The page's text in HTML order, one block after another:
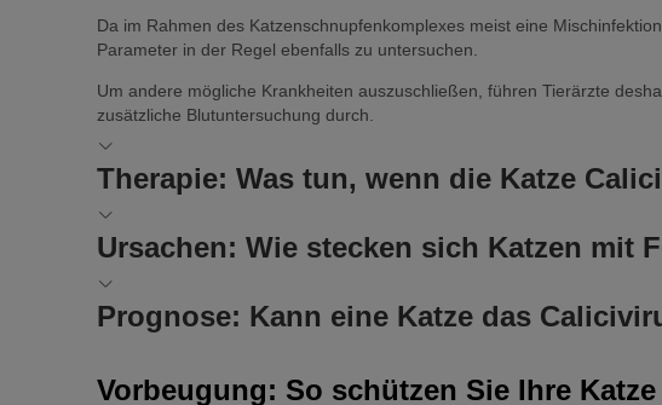
Da im Rahmen des Katzenschnupfenkomplexes meist eine
Parameter in der Regel ebenfalls zu untersuchen.
Um andere mögliche Krankheiten auszuschließen, führen Tierärzte
zusätzliche Blutuntersuchung durch.
Therapie: Was tun, wenn die Katze
Derzeit gibt es keine antiviralen Mittel gegen das Calicivirus bei der
erfolgt. Welche Therapie Ihre Katze genau benötigt, hängt von der
Medikamente zur Linderung der Symptome
In der Regel handelt es sich um eine medikamentöse Behandlung mit
Augensalben
Ursachen: Wie stecken sich Katzen mit
Direkter Kontakt mit infizierten Katzen ist die häufigste Ursache für eine
sich Ihre Katze durch das Einatmen von Aerosolen ansteckt.
sich das Virus über das Blut im Körper ausbreitet, spricht man von einer
Prognose: Kann eine Katze das
dies nicht unbedingt, dass Ihre Katze die Infektion nicht übersteht.
Vorbeugung: So schützen Sie Ihre